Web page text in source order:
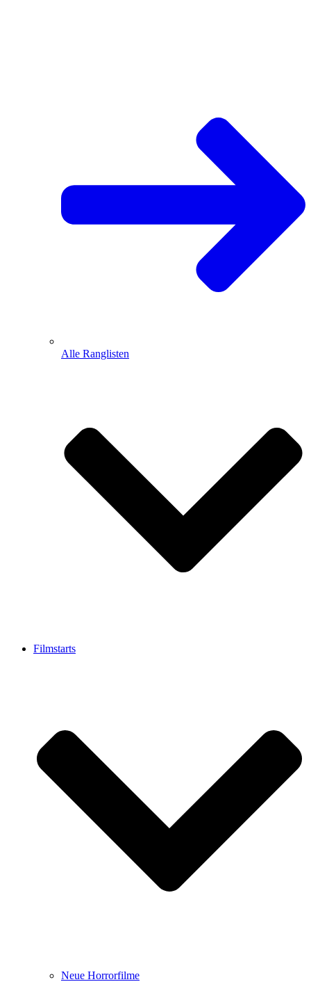
Alle Ranglisten
Filmstarts
Neue Horrorfilme